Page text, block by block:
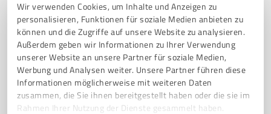
Wir verwenden Cookies, um Inhalte und Anzeigen zu
personalisieren, Funktionen für soziale Medien anbieten zu
können und die Zugriffe auf unsere Website zu analysieren.
Außerdem geben wir Informationen zu Ihrer Verwendung
unserer Website an unsere Partner für soziale Medien,
Werbung und Analysen weiter. Unsere Partner führen diese
Informationen möglicherweise mit weiteren Daten
zusammen, die Sie ihnen bereitgestellt haben oder die sie im
Rahmen Ihrer Nutzung der Dienste gesammelt haben.